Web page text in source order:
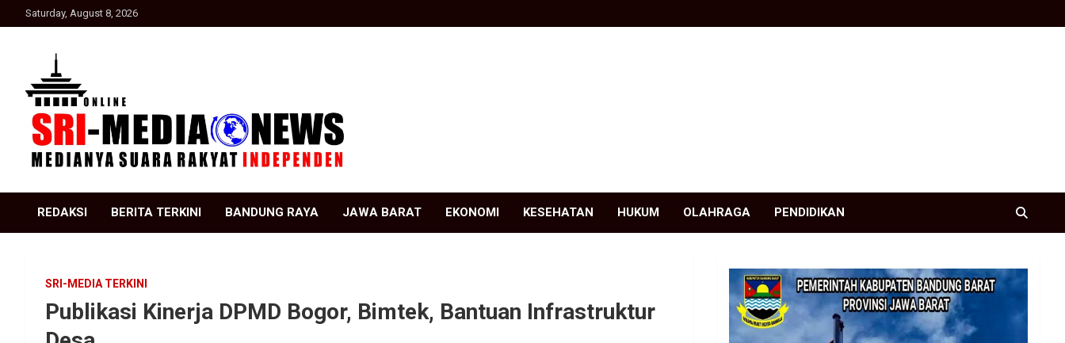
to
Saturday, August 8, 2026
SRI Media news
REDAKSI BERITA TERKINI BANDUNG RAYA JAWA BARAT EKONOMI KESEHATAN HUKUM OLAHRAGA PENDIDIKAN
SRI-MEDIA TERKINI
Publikasi Kinerja DPMD Bogor, Bimtek, Bantuan Infrastruktur